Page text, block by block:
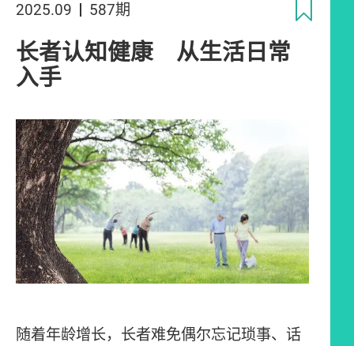
2025.09 587期
长者认知健康 从生活日常
入手
随着年龄增长，长者难免偶尔忘记琐事、话